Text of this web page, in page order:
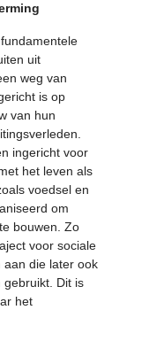
uit
weg van
is op
van hun
ingericht voor
het leven als
voedsel en
om
bouwen. Zo
voor sociale
aan die later ook
gebruikt. Dit is
het